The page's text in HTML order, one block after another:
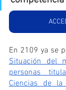
En 2109 ya se
Situación del
personas
Ciencias de